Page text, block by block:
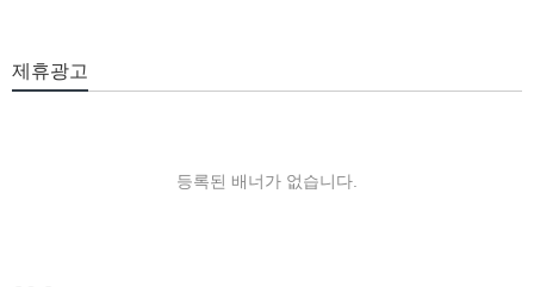
제휴광고
등록된 배너가 없습니다.